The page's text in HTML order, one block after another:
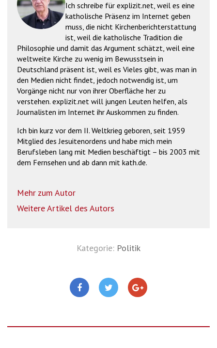
Ich schreibe für explizit.net, weil es eine
katholische Präsenz im Internet geben
muss, die nicht Kirchenberichterstattung
ist, weil die katholische Tradition die
Philosophie und damit das Argument schätzt, weil eine
weltweite Kirche zu wenig im Bewusstsein in
Deutschland präsent ist, weil es Vieles gibt, was man in
den Medien nicht findet, jedoch notwendig ist, um
Vorgänge nicht nur von ihrer Oberfläche her zu
verstehen. explizit.net will jungen Leuten helfen, als
Journalisten im Internet ihr Auskommen zu finden.
Ich bin kurz vor dem II. Weltkrieg geboren, seit 1959
Mitglied des Jesuitenordens und habe mich mein
Berufsleben lang mit Medien beschäftigt – bis 2003 mit
dem Fernsehen und ab dann mit kath.de.
Mehr zum Autor
Weitere Artikel des Autors
Kategorie: Politik